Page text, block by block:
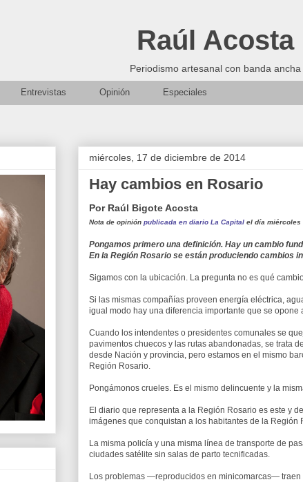
Raúl Acosta
Periodismo artesanal con banda ancha
Entrevistas Opinión Especiales
miércoles, 17 de diciembre de 2014
Hay cambios en Rosario
Por Raúl Bigote Acosta
Nota de opinión publicada en diario La Capital el día miércoles
Pongamos primero una definición. Hay un cambio
En la Región Rosario se están produciendo cambios
Sigamos con la ubicación. La pregunta no es qué
Si las mismas compañías proveen energía eléctrica,
igual modo hay una diferencia importante que se opone
Cuando los intendentes o presidentes comunales se
pavimentos chuecos y las rutas abandonadas, se trata
desde Nación y provincia, pero estamos en el mismo
Región Rosario.
Pongámonos crueles. Es el mismo delincuente y la
El diario que representa a la Región Rosario es este y
imágenes que conquistan a los habitantes de la
La misma policía y una misma línea de transporte de
ciudades satélite sin salas de parto tecnificadas.
Los problemas —reproducidos en minicomarcas—